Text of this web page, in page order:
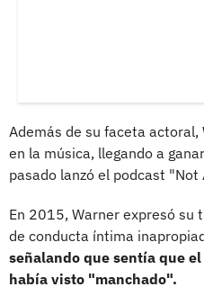
Además de su faceta
en la música, llegando a
pasado lanzó el podcast "Not
En 2015, Warner expresó su
de conducta íntima
señalando que sentía que
había visto "manchado".